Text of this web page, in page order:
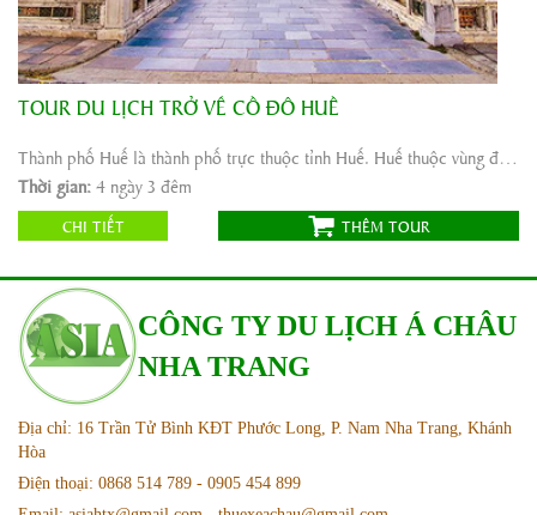
Khởi hành:
Hà Nội,Nha Trang, Sài Gòn
Thời gian:
4 ngày 3 đêm
Phương tiện: Máy bay + Xe ô tô
Giá tour:1.655.000
TOUR DU LỊCH TRỞ VỀ CỐ ĐÔ HUẾ
Thành phố Huế là thành phố trực thuộc tỉnh Huế. Huế thuộc vùng đồng bằng duyên hải miền Trung Việt ...
Thời gian:4 ngày 3 đêm
CHI TIẾT THÊM TOUR
CÔNG TY DU LỊCH Á CHÂU
NHA TRANG
Địa chỉ: 16 Trần Tử Bình KĐT Phước Long, P. Nam Nha Trang, Khánh
Hòa
Điện thoại: 0868 514 789 - 0905 454 899